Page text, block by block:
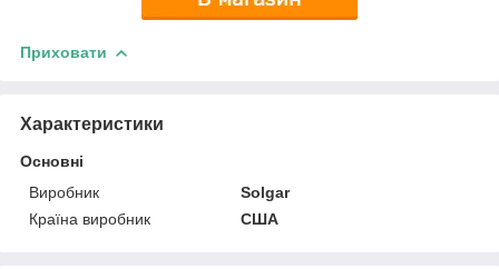
Приховати
Характеристики
Основні
Виробник
Solgar
Країна виробник
США